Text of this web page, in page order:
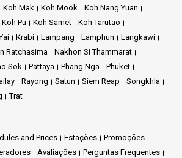
Koh Mak Koh Mook
Koh Nang Yuan
Koh Pu Koh Samet
Koh Tarutao
Krabi Lampang Lamphun
Langkawi
Ratchasima
Nakhon Si Thammarat
Sok
Pattaya Phang Nga
Phuket
Rayong Satun Siem Reap
Songkhla
Trat
and Prices Estações
Promoções
Avaliações
Perguntas Frequentes